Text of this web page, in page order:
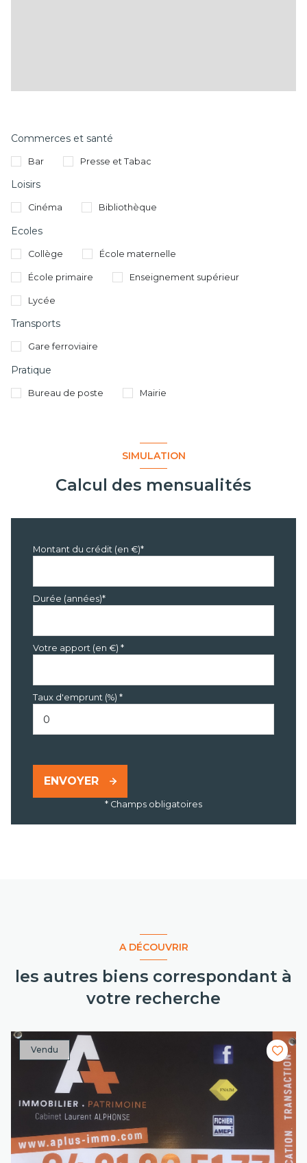
Commerces et santé
Bar Presse et Tabac
Loisirs
Cinéma Bibliothèque
Ecoles
Collège École maternelle
École primaire Enseignement supérieur
Lycée
Transports
Gare ferroviaire
Pratique
Bureau de poste Mairie
SIMULATION
Calcul des mensualités
Montant du crédit (en €)*
Durée (années)*
Votre apport (en €) *
Taux d'emprunt (%) *
ENVOYER
* Champs obligatoires
A DÉCOUVRIR
les autres biens correspondant à
votre recherche
Vendu